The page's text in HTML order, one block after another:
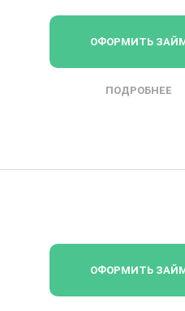
ОФОРМИТЬ
ПОДРОБНЕЕ
ОФОРМИТЬ